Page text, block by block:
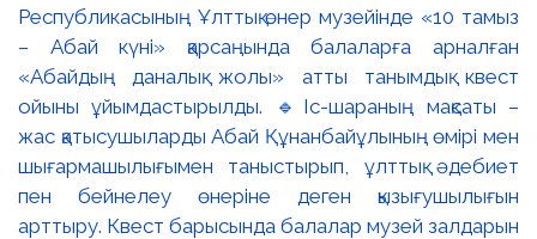
Республикасының Ұлттық өнер музейінде «10 тамыз
– Абай күні» қарсаңында балаларға арналған
«Абайдың даналық жолы» атты танымдық квест
ойыны ұйымдастырылды. 🔹Іс-шараның мақсаты –
жас қатысушыларды Абай Құнанбайұлының өмірі мен
шығармашылығымен таныстырып, ұлттық әдебиет
пен бейнелеу өнеріне деген қызығушылығын
арттыру. Квест барысында балалар музей залдарын